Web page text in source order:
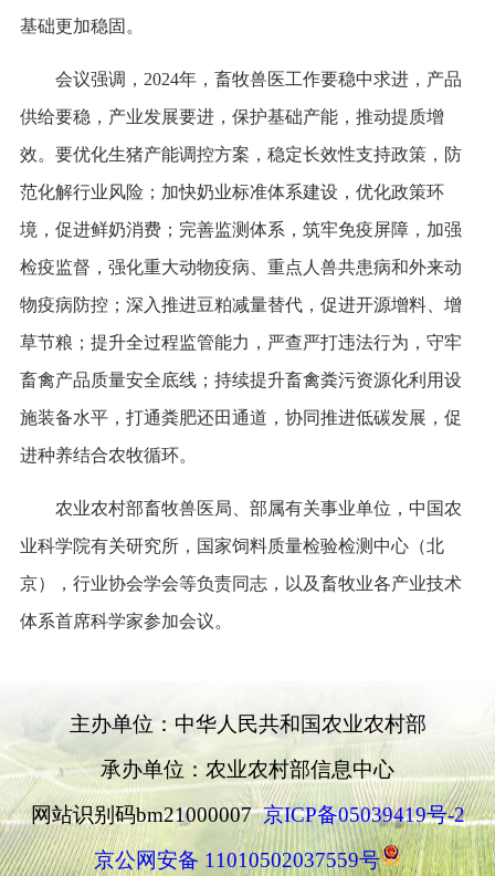
基础更加稳固。
会议强调，2024年，畜牧兽医工作要稳中求进，产品
供给要稳，产业发展要进，保护基础产能，推动提质增
效。要优化生猪产能调控方案，稳定长效性支持政策，防
范化解行业风险；加快奶业标准体系建设，优化政策环
境，促进鲜奶消费；完善监测体系，筑牢免疫屏障，加强
检疫监督，强化重大动物疫病、重点人兽共患病和外来动
物疫病防控；深入推进豆粕减量替代，促进开源增料、增
草节粮；提升全过程监管能力，严查严打违法行为，守牢
畜禽产品质量安全底线；持续提升畜禽粪污资源化利用设
施装备水平，打通粪肥还田通道，协同推进低碳发展，促
进种养结合农牧循环。
农业农村部畜牧兽医局、部属有关事业单位，中国农
业科学院有关研究所，国家饲料质量检验检测中心（北
京），行业协会学会等负责同志，以及畜牧业各产业技术
体系首席科学家参加会议。
主办单位：中华人民共和国农业农村部
承办单位：农业农村部信息中心
网站识别码bm21000007京ICP备05039419号-2
京公网安备 11010502037559号